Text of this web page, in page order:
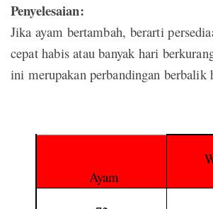
Penyelesaian:
Jika ayam bertambah, berarti
cepat habis atau banyak hari
ini merupakan perbandingan berbalik
Ayam